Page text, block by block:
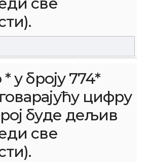
у броју 774*
цифру
буде дељив
све